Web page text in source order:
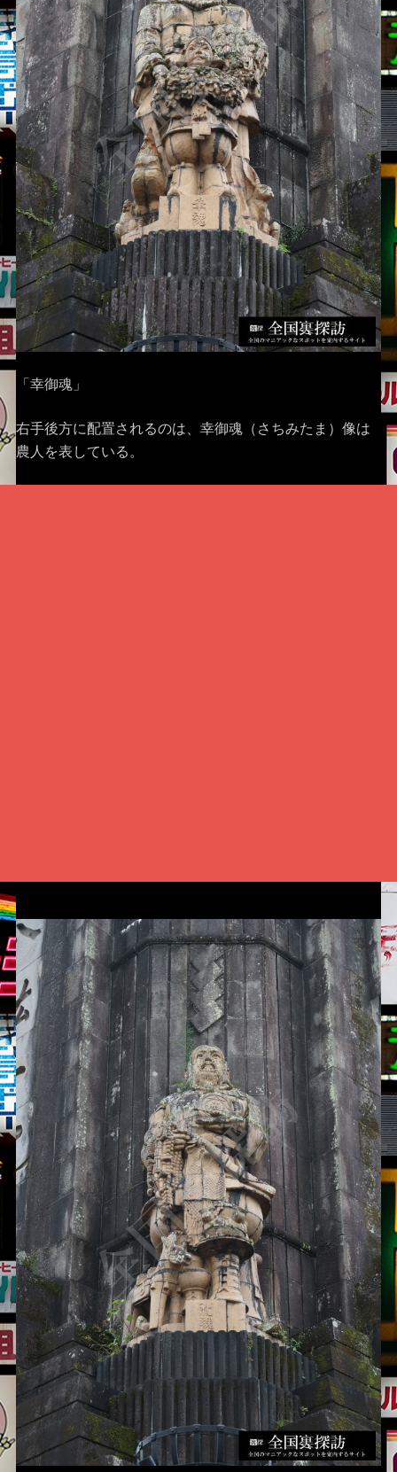
「幸御魂」
右手後方に配置されるのは、幸御魂（さちみたま）像は
農人を表している。